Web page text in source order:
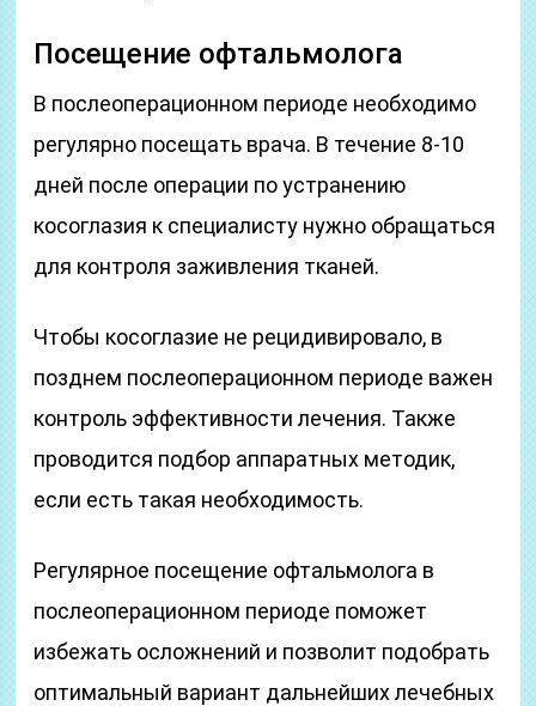
Посещение офтальмолога
В послеоперационном периоде необходимо
регулярно посещать врача. В течение 8-10
дней после операции по устранению
косоглазия к специалисту нужно обращаться
для контроля заживления тканей.
Чтобы косоглазие не рецидивировало, в
позднем послеоперационном периоде важен
контроль эффективности лечения. Также
проводится подбор аппаратных методик,
если есть такая необходимость.
Регулярное посещение офтальмолога в
послеоперационном периоде поможет
избежать осложнений и позволит подобрать
оптимальный вариант дальнейших лечебных